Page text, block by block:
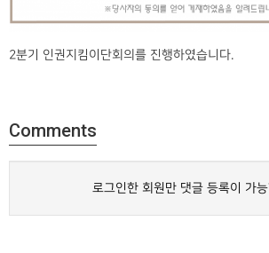
2분기 인권지킴이단회의를 진행하였습니다.
Comments
로그인한 회원만 댓글 등록이 가능